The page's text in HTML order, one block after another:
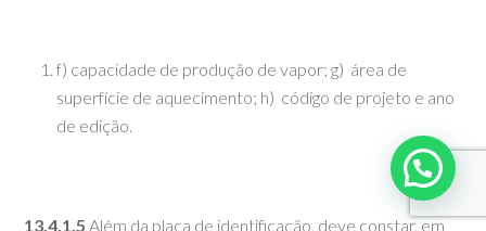
f) capacidade de produção de vapor; g) área de
superfície de aquecimento; h) código de projeto e ano
de edição.
13.4.1.5Além da placa de identificação, deve constar, em